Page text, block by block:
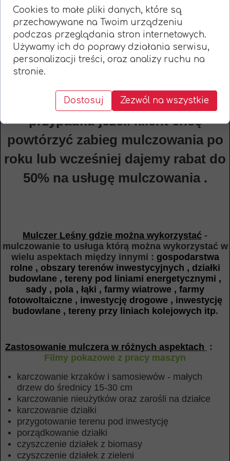
ponieważ zostają zmieszane z glebą
i nie odrastają tak szybko jak po
zwykłej wycince drzew . Zalecane
koszenie terenu raz w roku aby
mulczowaniu . W Naszym
przypadku jeżeli klient chcę
powtórzyć zabieg mulczowania po
roku lub wcześniej dajemy rabat do
50% na usługę mulczowania .
Mulczer Leśny gdzie można wykorzystać -
mulczowanie to usługa którą można wykorzystać w
wielu aspektach międzyinnymi : gospodarstwa
rolne , obszary terenów inwestycyjnych , działki
budowlane , tereny pod liniami energetycznymi ,
sady , pola , łąki , farmy wiatrowe , farmy
fotowoltaiczne , inwestycję drogowe , inwestycję
budowlane , tereny przy liniach kolejowych itp.
Zastosowanie mulczera w różnych aspektach
:
Filmy pokazowe z pracy maszyn
karczowanie krzaków i samosiewów - małych
drzew do średnicy 15-30 cm
karczowanie nieużytków oraz zarośli na działce
karczowanie działki
przygotowanie terenu pod inwestycję
porządkowanie działki
czyszczenie działek z biomasy
czyszczenie działek z zieleni
Cookies to małe pliki danych, które są
przechowywane na Twoim urządzeniu
podczas przeglądania stron internetowych.
Używamy ich do poprawy działania serwisu,
personalizacji treści, oraz analizy ruchu na
stronie.
Dostosuj Zezwól na wszystkie